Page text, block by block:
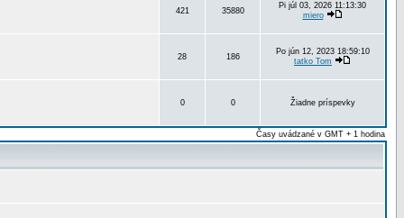
421 35880
Pi júl 03, 2026 11:13:30
miero
28 186
Po jún 12, 2023 18:59:10
tatko Tom
0 0 Žiadne príspevky
Časy uvádzané v GMT + 1 hodina